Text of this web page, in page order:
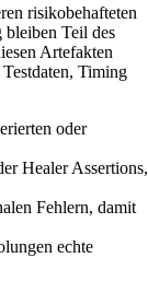
risikobehafteten
bleiben Teil des
Artefakten
Timing
oder
Healer Assertions,
Fehlern, damit
echte